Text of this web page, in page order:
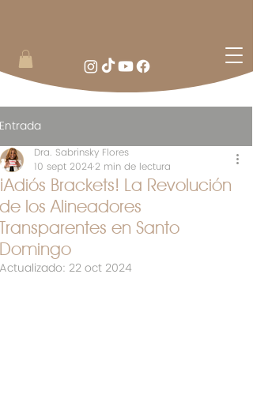
Entrada
¡Adiós Brackets! La Revolución
de los Alineadores
Transparentes en Santo
Domingo
Dra. Sabrinsky Flores
10 sept 2024 2 min de lectura
Actualizado: 22 oct 2024